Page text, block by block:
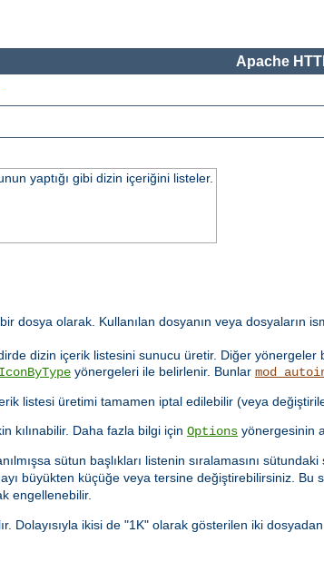
Apache
yaptığı gibi dizin içeriğini listeler.
dosya olarak. Kullanılan dosyanın veya dosyaların
dizin içerik listesini sunucu üretir. Diğer
yönergeleri ile belirlenir. Bunlar
listesi üretimi tamamen iptal edilebilir (veya
kılınabilir. Daha fazla bilgi için Options yönergesinin
sütun başlıkları listenin sıralamasını
büyükten küçüğe veya tersine değiştirebilirsiniz. Bu
engellenebilir.
Dolayısıyla ikisi de "1K" olarak gösterilen iki